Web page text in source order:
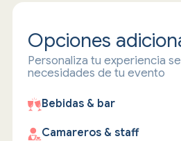
Opciones
Personaliza tu experiencia
necesidades de tu evento
Bebidas & bar
Camareros & staff